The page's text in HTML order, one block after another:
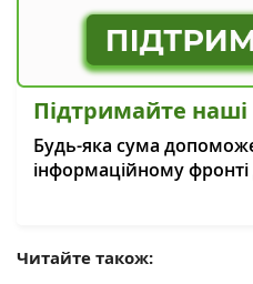
Підтримайте наші
Будь-яка сума
інформаційному фронті
Читайте також: